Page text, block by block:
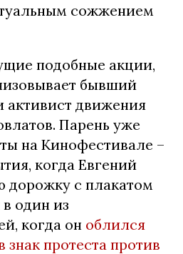
сожжением
подобные акции,
бывший
активист движения
Парень уже
на Кинофестивале –
когда Евгений
дорожку с плакатом
в один из
когда он облился
знак протеста против